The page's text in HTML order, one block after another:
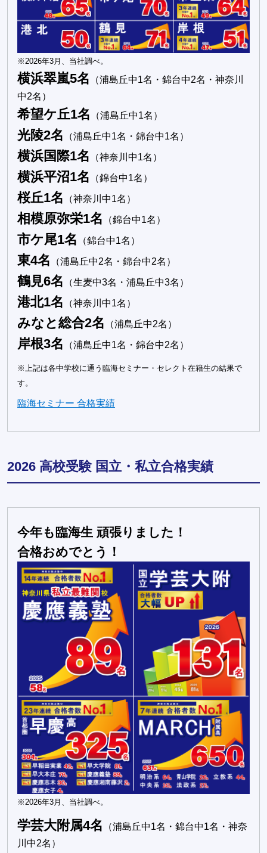
※2026年3月、当社調べ。
横浜翠嵐5名
（浦島丘中1名・錦台中2名・神奈川
中2名）
希望ケ丘1名 （浦島丘中1名）
光陵2名 （浦島丘中1名・錦台中1名）
横浜国際1名 （神奈川中1名）
横浜平沼1名 （錦台中1名）
桜丘1名 （神奈川中1名）
相模原弥栄1名 （錦台中1名）
市ケ尾1名 （錦台中1名）
東4名 （浦島丘中2名・錦台中2名）
鶴見6名 （生麦中3名・浦島丘中3名）
港北1名 （神奈川中1名）
みなと総合2名 （浦島丘中2名）
岸根3名 （浦島丘中1名・錦台中2名）
※上記は各中学校に通う臨海セミナー・セレクト在籍生の結果で
す。
臨海セミナー 合格実績
2026 高校受験 国立・私立合格実績
今年も臨海生 頑張りました！
合格おめでとう！
※2026年3月、当社調べ。
学芸大附属4名
（浦島丘中1名・錦台中1名・神奈
川中2名）